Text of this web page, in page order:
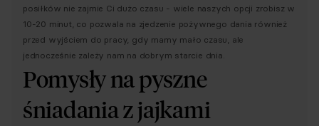
posiłków nie zajmie Ci dużo czasu - wiele naszych opcji zrobisz w
10-20 minut, co pozwala na zjedzenie pożywnego dania również
przed wyjściem do pracy, gdy mamy mało czasu, ale
jednocześnie zależy nam na dobrym starcie dnia.
Pomysły na pyszne
śniadania z jajkami